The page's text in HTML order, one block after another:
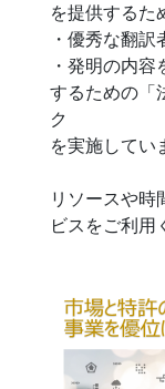
を提供するた
・優秀な翻
・発明の内
するための「
ク
を実施してい
リソースや時
ビスをご利用